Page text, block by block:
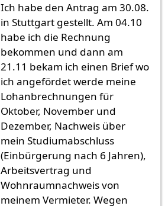
Ich habe den Antrag am 30.08.
in Stuttgart gestellt. Am 04.10
habe ich die Rechnung
bekommen und dann am
21.11 bekam ich einen Brief wo
ich angefördet werde meine
Lohanbrechnungen für
Oktober, November und
Dezember, Nachweis über
mein Studiumabschluss
(Einbürgerung nach 6 Jahren),
Arbeitsvertrag und
Wohnraumnachweis von
meinem Vermieter. Wegen